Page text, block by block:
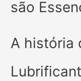
são
A história